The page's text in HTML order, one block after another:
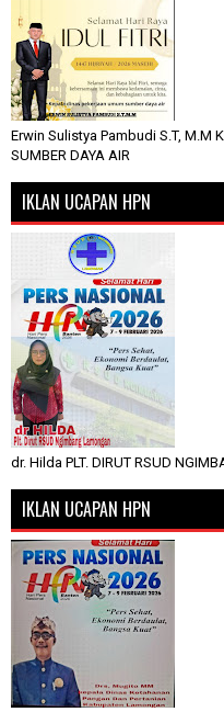
Erwin Sulistya Pambudi S.T, M.M
SUMBER DAYA AIR
IKLAN UCAPAN HPN
dr. Hilda PLT. DIRUT RSUD
IKLAN UCAPAN HPN